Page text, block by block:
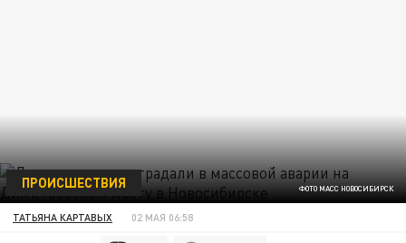
ФОТО МАСС НОВОСИБИРСК
ПРОИСШЕСТВИЯ
ТАТЬЯНА КАРТАВЫХ 02 МАЯ 06:58